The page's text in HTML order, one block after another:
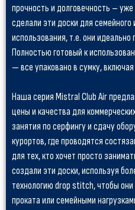
прочность и долговечность –
сделали эти доски для семейного
использования, т.е. они
Полностью готовый к
— все упаковано в сумку,
Наша серия Mistral Club Air
цены и качества для
занятия по серфингу и сдачу
курортов, где проводятся
для тех, кто хочет просто
создали эти доски, используя
технологию drop stitch, чтобы
проката или семейными